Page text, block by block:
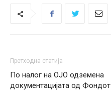
Претходна статија
По налог на ОЈО одземена
документацијата од Фондот